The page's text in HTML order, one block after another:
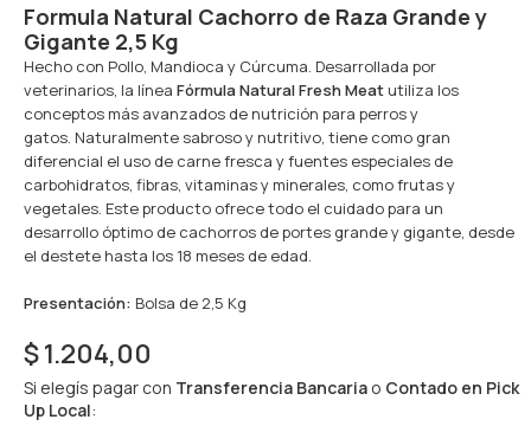
Formula Natural Cachorro de Raza Grande y
Gigante 2,5 Kg
Hecho con Pollo, Mandioca y Cúrcuma. Desarrollada por
veterinarios, la línea Fórmula Natural Fresh Meat utiliza los
conceptos más avanzados de nutrición para perros y
gatos. Naturalmente sabroso y nutritivo, tiene como gran
diferencial el uso de carne fresca y fuentes especiales de
carbohidratos, fibras, vitaminas y minerales, como frutas y
vegetales. Este producto ofrece todo el cuidado para un
desarrollo óptimo de cachorros de portes grande y gigante, desde
el destete hasta los 18 meses de edad.
Presentación: Bolsa de 2,5 Kg
$1.204,00
Si elegís pagar con Transferencia Bancaria o Contado en Pick
Up Local: